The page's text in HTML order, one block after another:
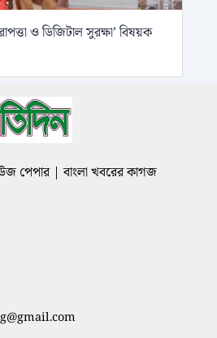
ও ডিজিটাল সুরক্ষা’ বিষয়ক
পেপার | বাংলা খবরের কাগজ